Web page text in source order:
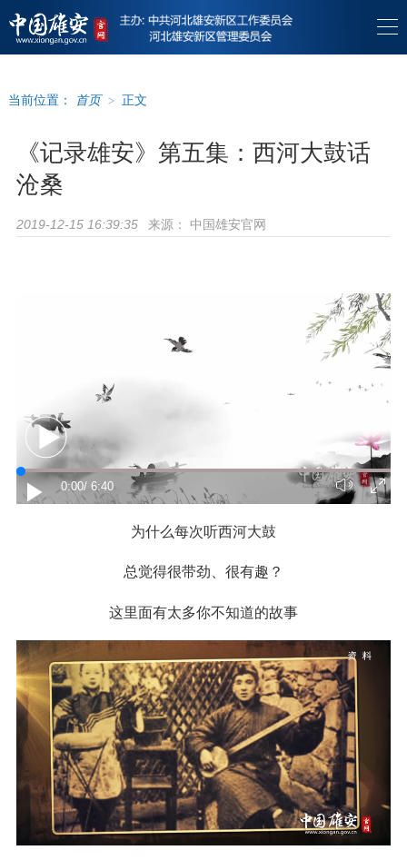
当前位置： 首页 > 正文
《记录雄安》第五集：西河大鼓话
沧桑
2019-12-15 16:39:35 来源： 中国雄安官网
0:00/ 6:40
为什么每次听西河大鼓
总觉得很带劲、很有趣？
这里面有太多你不知道的故事